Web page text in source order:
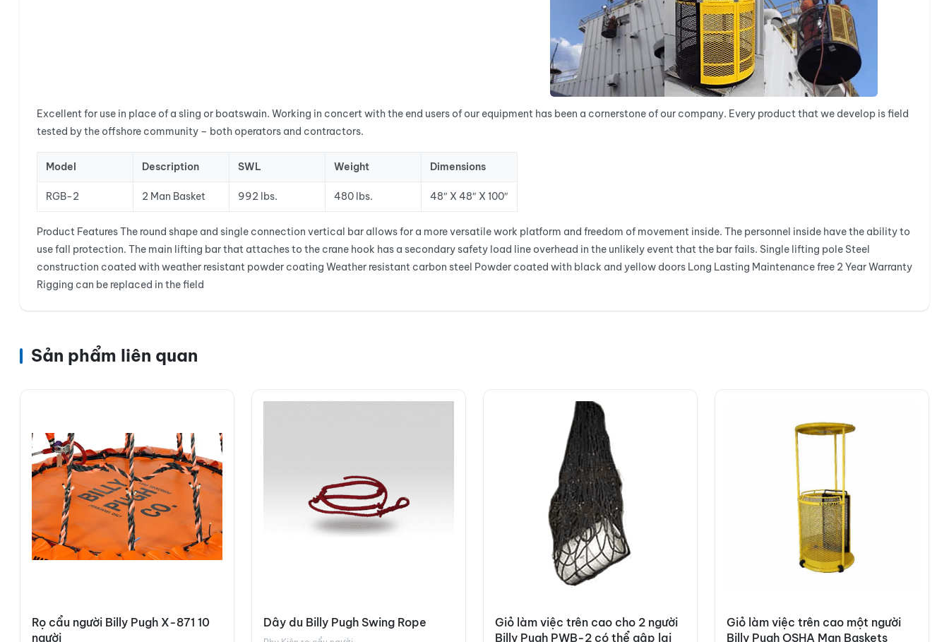
Excellent for use in place of a sling or boatswain. Working in concert with the end users of our equipment has been a cornerstone of our company. Every product that we develop is field
tested by the offshore community – both operators and contractors.
Model Description SWL Weight Dimensions
RGB-2 2 Man Basket 992 lbs. 480 lbs. 48″ X 48″ X 100″
Product Features The round shape and single connection vertical bar allows for a more versatile work platform and freedom of movement inside. The personnel inside have the ability to
use fall protection. The main lifting bar that attaches to the crane hook has a secondary safety load line overhead in the unlikely event that the bar fails. Single lifting pole Steel
construction coated with weather resistant powder coating Weather resistant carbon steel Powder coated with black and yellow doors Long Lasting Maintenance free 2 Year Warranty
Rigging can be replaced in the field
Sản phẩm liên quan
Rọ cẩu người Billy Pugh X-871 10
người
Dây du Billy Pugh Swing Rope
Giỏ làm việc trên cao cho 2 người
Billy Pugh PWB-2 có thể gập lại
Giỏ làm việc trên cao một người
Billy Pugh OSHA Man Baskets